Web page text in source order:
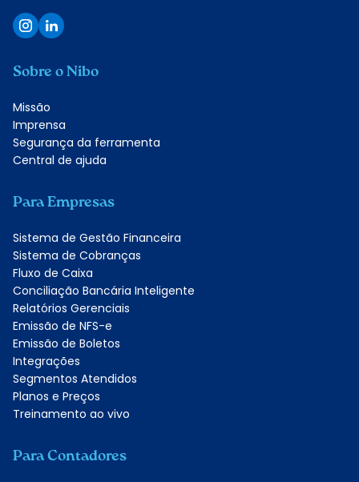
Sobre o Nibo
Missão
Imprensa
Segurança da ferramenta
Central de ajuda
Para Empresas
Sistema de Gestão Financeira
Sistema de Cobranças
Fluxo de Caixa
Conciliação Bancária Inteligente
Relatórios Gerenciais
Emissão de NFS-e
Emissão de Boletos
Integrações
Segmentos Atendidos
Planos e Preços
Treinamento ao vivo
Para Contadores